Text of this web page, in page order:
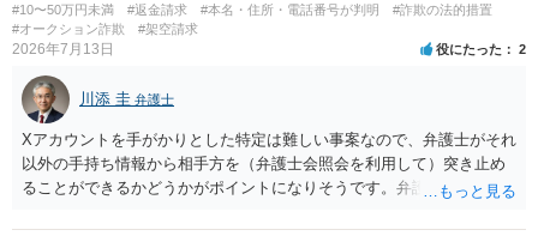
#10〜50万円未満 #返金請求 #本名・住所・電話番号が判明
#詐欺の法的措置
#オークション詐欺
#架空請求
2026年7月13日 役にたった 2
川添 圭 弁護士
Xアカウントを手がかりとした特定は難しい事案なので、弁護士がそれ
以外の手持ち情報から相手方を（弁護士会照会を利用して）突き止め
ることができるかどうかがポイントになりそうです。弁護士による調
せることになるでしょう。見通しについては、実際の資料等を弁護士